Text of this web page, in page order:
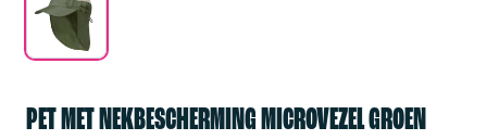
PET MET NEKBESCHERMING MICROVEZEL GROEN